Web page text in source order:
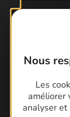
Nous
Les
améliorer
analyser et